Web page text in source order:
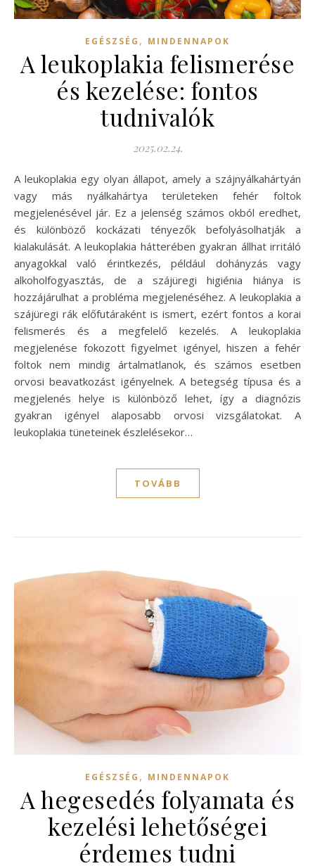
EGÉSZSÉG , MINDENNAPOK
A leukoplakia felismerése
és kezelése: fontos
tudnivalók
2025.02.24.
A leukoplakia egy olyan állapot, amely a szájnyálkahártyán
vagy más nyálkahártya területeken fehér foltok
megjelenésével jár. Ez a jelenség számos okból eredhet,
és különböző kockázati tényezők befolyásolhatják a
kialakulását. A leukoplakia hátterében gyakran állhat irritáló
anyagokkal való érintkezés, például dohányzás vagy
alkoholfogyasztás, de a szájüregi higiénia hiánya is
hozzájárulhat a probléma megjelenéséhez. A leukoplakia a
szájüregi rák előfutáraként is ismert, ezért fontos a korai
felismerés és a megfelelő kezelés. A leukoplakia
megjelenése fokozott figyelmet igényel, hiszen a fehér
foltok nem mindig ártalmatlanok, és számos esetben
orvosi beavatkozást igényelnek. A betegség típusa és a
megjelenés helye is különböző lehet, így a diagnózis
gyakran igényel alaposabb orvosi vizsgálatokat. A
leukoplakia tüneteinek észlelésekor…
TOVÁBB
EGÉSZSÉG , MINDENNAPOK
A hegesedés folyamata és
kezelési lehetőségei
érdemes tudni